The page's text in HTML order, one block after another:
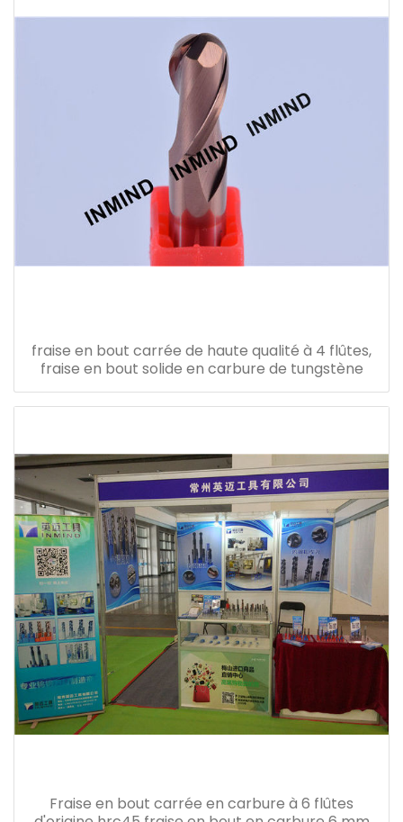
fraise en bout carrée de haute qualité à 4 flûtes,
fraise en bout solide en carbure de tungstène
Fraise en bout carrée en carbure à 6 flûtes